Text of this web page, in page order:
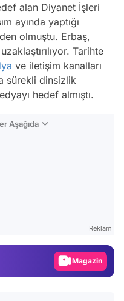
alan Diyanet İşleri
ayında yaptığı
olmuştu. Erbaş,
Tarihte
ve iletişim kanalları
sürekli dinsizlik
hedef almıştı.
Aşağıda
Reklam
Magazin